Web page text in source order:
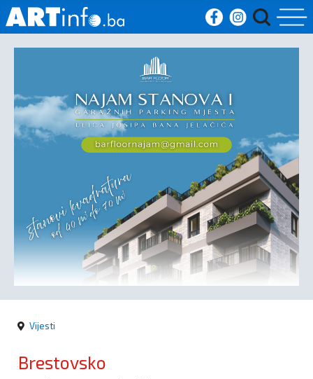
Vijesti
Sport
Crna
kronika
Politika
Vijesti
Brestovsko